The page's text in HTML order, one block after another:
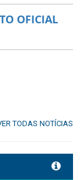
Urbana!
do Meio
do